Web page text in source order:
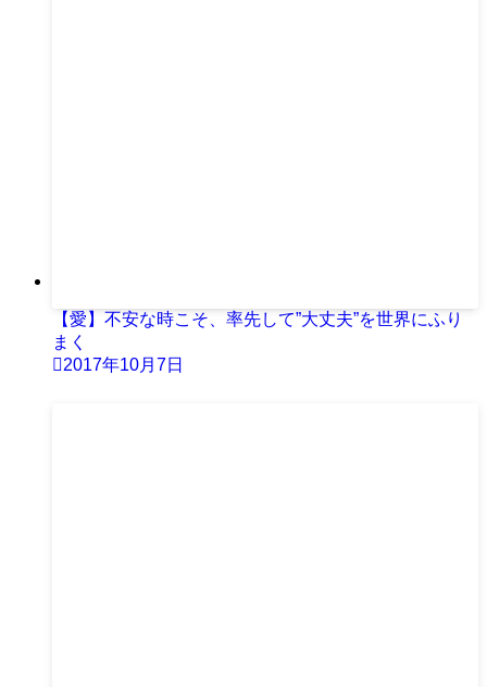
【愛】不安な時こそ、率先して”大丈夫”を世界にふり
まく
2017年10月7日